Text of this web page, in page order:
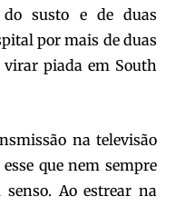
do susto e de duas
por mais de duas
virar piada em South
na televisão
que nem sempre
senso. Ao estrear na